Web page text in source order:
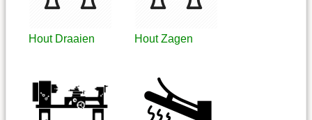
Hout Draaien Hout Zagen